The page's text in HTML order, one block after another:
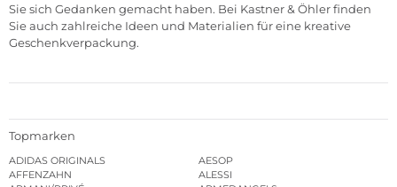
Sie sich Gedanken gemacht haben. Bei Kastner & Öhler finden
Sie auch zahlreiche Ideen und Materialien für eine kreative
Geschenkverpackung.
Topmarken
ADIDAS ORIGINALS
AESOP
AFFENZAHN
ALESSI